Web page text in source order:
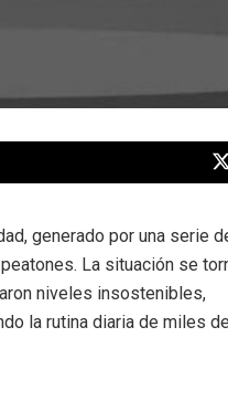
generado por una serie
La situación se
niveles insostenibles,
la rutina diaria de miles de